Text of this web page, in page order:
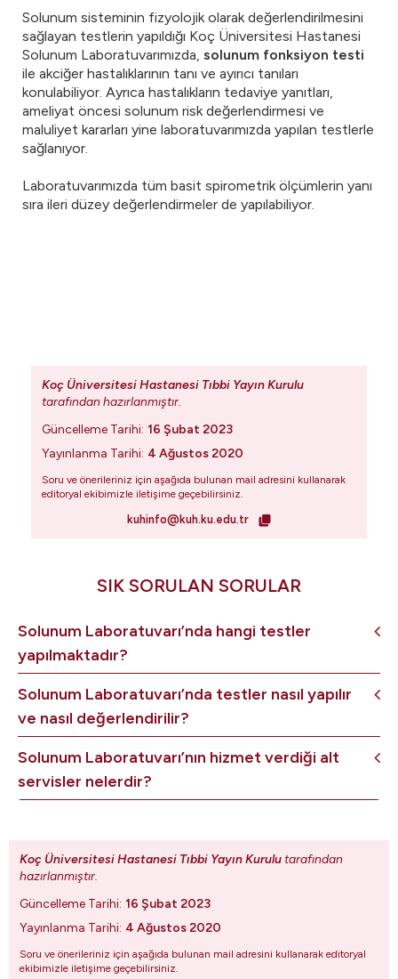
Solunum sisteminin fizyolojik olarak değerlendirilmesini
sağlayan testlerin yapıldığı Koç Üniversitesi Hastanesi
Solunum Laboratuvarımızda, solunum fonksiyon testi
ile akciğer hastalıklarının tanı ve ayırıcı tanıları
konulabiliyor. Ayrıca hastalıkların tedaviye yanıtları,
ameliyat öncesi solunum risk değerlendirmesi ve
maluliyet kararları yine laboratuvarımızda yapılan testlerle
sağlanıyor.
Laboratuvarımızda tüm basit spirometrik ölçümlerin yanı
sıra ileri düzey değerlendirmeler de yapılabiliyor.
Koç Üniversitesi Hastanesi Tıbbi Yayın Kurulu
tarafından hazırlanmıştır.
Güncelleme Tarihi: 16 Şubat 2023
Yayınlanma Tarihi: 4 Ağustos 2020
Soru ve önerileriniz için aşağıda bulunan mail adresini kullanarak
editoryal ekibimizle iletişime geçebilirsiniz.
kuhinfo@kuh.ku.edu.tr
SIK SORULAN SORULAR
Solunum Laboratuvarı’nda hangi testler
yapılmaktadır?
Solunum Laboratuvarı’nda testler nasıl yapılır
ve nasıl değerlendirilir?
Solunum Laboratuvarı’nın hizmet verdiği alt
servisler nelerdir?
Koç Üniversitesi Hastanesi Tıbbi Yayın Kurulu tarafından
hazırlanmıştır.
Güncelleme Tarihi: 16 Şubat 2023
Yayınlanma Tarihi: 4 Ağustos 2020
Soru ve önerileriniz için aşağıda bulunan mail adresini kullanarak editoryal
ekibimizle iletişime geçebilirsiniz.